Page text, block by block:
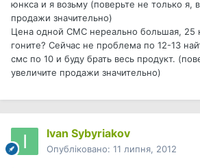
юнкса и я возьму (поверьте не только я,
продажи значительно)
Цена одной СМС нереально большая, 25
гоните? Сейчас не проблема по 12-13
смс по 10 и буду брать весь продукт.
увеличите продажи значительно)
Ivan Sybyriakov
Опубліковано: 11 липня, 2012